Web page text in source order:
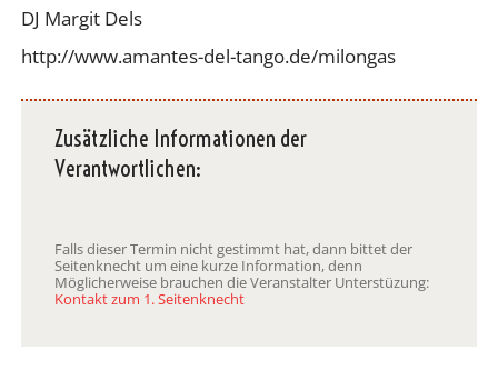
DJ Margit Dels
http://www.amantes-del-tango.de/milongas
Zusätzliche Informationen der
Verantwortlichen:
Falls dieser Termin nicht gestimmt hat, dann bittet der
Seitenknecht um eine kurze Information, denn
Möglicherweise brauchen die Veranstalter Unterstüzung:
Kontakt zum 1. Seitenknecht